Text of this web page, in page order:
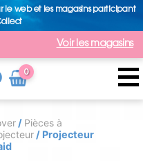
le web et les magasins participant
Voir les magasins
0
Arti
cle
/ Pièces à
/ Projecteur